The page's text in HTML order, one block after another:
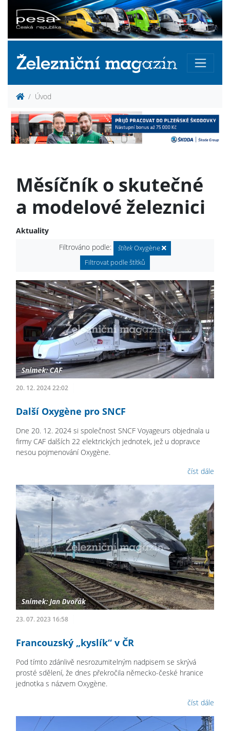
Úvod
Měsíčník o skutečné
a modelové železnici
Aktuality
Filtrováno podle:
štítekOxygène
Filtrovat podle štítků
20. 12. 2024 22:02
Další Oxygène pro SNCF
Dne 20. 12. 2024 si společnost SNCF Voyageurs objednala u
firmy CAF dalších 22 elektrických jednotek, jež u dopravce
nesou pojmenování Oxygène.
číst dále
23. 07. 2023 16:58
Francouzský „kyslík“ v ČR
Pod tímto zdánlivě nesrozumitelným nadpisem se skrývá
prosté sdělení, že dnes překročila německo-české hranice
jednotka s názvem Oxygène.
číst dále